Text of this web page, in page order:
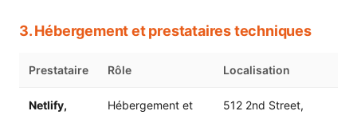
3. Hébergement et prestataires techniques
Prestataire Rôle Localisation
Netlify,
Hébergement et
512 2nd Street,